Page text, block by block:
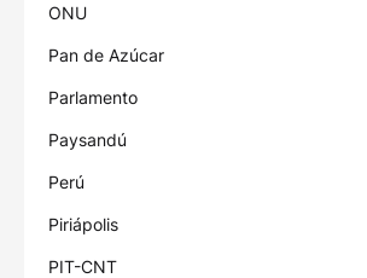
ONU
Pan de Azúcar
Parlamento
Paysandú
Perú
Piriápolis
PIT-CNT